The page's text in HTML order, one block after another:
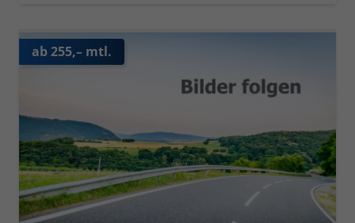
ab 255,– mtl.